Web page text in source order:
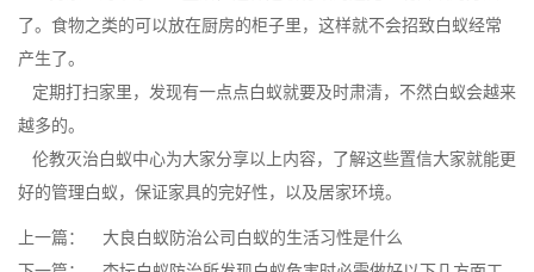
了。食物之类的可以放在厨房的柜子里，这样就不会招致白蚁经常
产生了。
定期打扫家里，发现有一点点白蚁就要及时肃清，不然白蚁会越来
越多的。
伦教灭治白蚁中心为大家分享以上内容，了解这些置信大家就能更
好的管理白蚁，保证家具的完好性，以及居家环境。
上一篇：
大良白蚁防治公司白蚁的生活习性是什么